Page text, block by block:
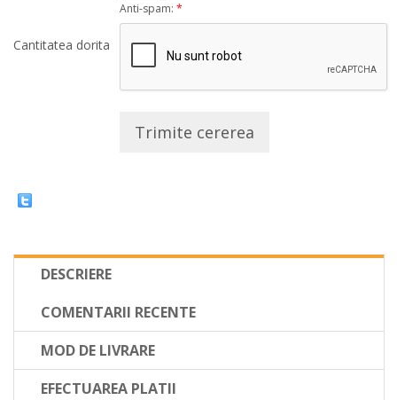
Cantitatea dorita
Anti-spam: *
Trimite cererea
DESCRIERE
COMENTARII RECENTE
MOD DE LIVRARE
EFECTUAREA PLATII